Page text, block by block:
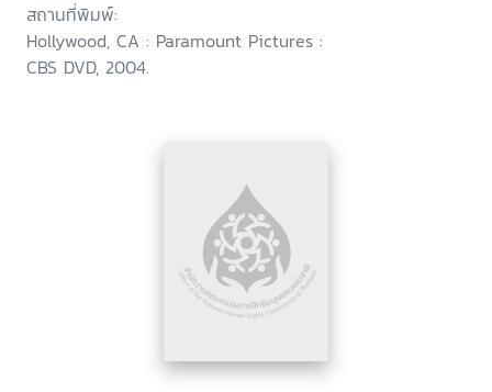
สถานที่พิมพ์:
Hollywood, CA : Paramount Pictures :
CBS DVD, 2004.